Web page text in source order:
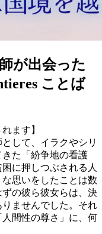
が出会った
ことば
ます】
して、イラクやシリ
た「紛争地の看護
に押しつぶされる人
思いをしたことは数
の彼ら彼女らは、決
ませんでした。それ
間性の尊さ」に、何